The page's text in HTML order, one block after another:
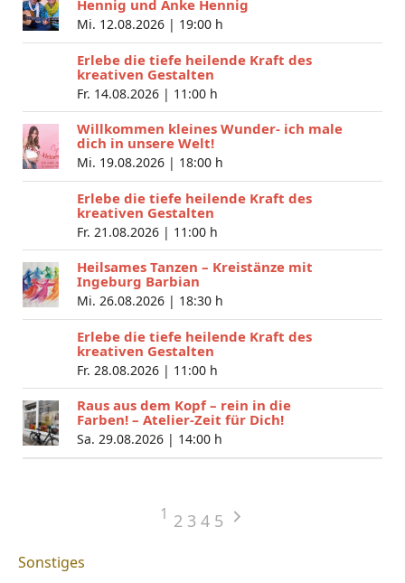
Hennig und Anke Hennig
Mi. 12.08.2026 | 19:00 h
Erlebe die tiefe heilende Kraft des
kreativen Gestalten
Fr. 14.08.2026 | 11:00 h
Willkommen kleines Wunder- ich male
dich in unsere Welt!
Mi. 19.08.2026 | 18:00 h
Erlebe die tiefe heilende Kraft des
kreativen Gestalten
Fr. 21.08.2026 | 11:00 h
Heilsames Tanzen – Kreistänze mit
Ingeburg Barbian
Mi. 26.08.2026 | 18:30 h
Erlebe die tiefe heilende Kraft des
kreativen Gestalten
Fr. 28.08.2026 | 11:00 h
Raus aus dem Kopf – rein in die
Farben! – Atelier-Zeit für Dich!
Sa. 29.08.2026 | 14:00 h
1 2 3 4 5
Sonstiges